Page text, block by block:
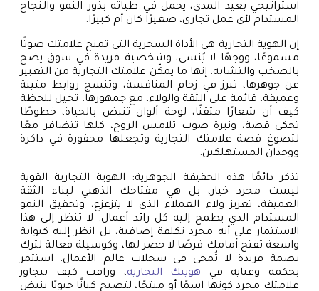
استراتيجي بعيد المدى، يحمل في طياته بذور النمو والنجاح
المستدام لأي عمل تجاري، صغيرًا كان أم كبيرًا.
إن الهوية التجارية هي الأداة السحرية التي تمنح علامتك صوتًا
مسموعًا، ووجهًا لا يُنسى، وشخصية فريدة في سوق يضج
بالصخب والتشابه. إنها ما يمكّن علامتك التجارية من التعبير
عن جوهرها، تبرز في زحام المنافسة، وتنسج روابط متينة
وعميقة، قائمة على الثقة والولاء، مع جمهورها. تخيل للحظة
كيف أن شعارًا متقنًا، لوحة ألوان تنبض بالحياة، خطوطًا
تحكي قصة، ونبرة صوت تلامس الروح، كلها تتضافر معًا
لتصوغ قصة علامتك التجارية وتجعلها محفورة في ذاكرة
ووجدان المستهلكين.
تذكر دائمًا هذه الحقيقة الجوهرية: الهوية التجارية القوية
ليست مجرد خيار، بل هي مفتاحك الذهبي لبناء الثقة
العميقة، تعزيز ولاء العملاء الذي لا يتزعزع، وتحقيق النمو
المستدام الذي يطمح إليه كل رائد أعمال. لا تنظر إلى هذا
الاستثمار على أنه مجرد تكلفة إضافية، بل انظر إليه كبوابة
واسعة تفتح أمامك فرصًا لا حصر لها، وكوسيلة فعالة لترك
بصمة فريدة لا تُمحى في سجلات عالم الأعمال. استثمر
بحكمة وعناية في هويتك التجارية، وراقب كيف تتجاوز
علامتك مجرد كونها اسمًا أو منتجًا، لتصبح كيانًا حيويًا ينبض